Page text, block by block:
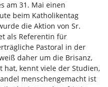
am 31. Mai einen
beim Katholikentag
die Aktion von Sr.
als Referentin für
Pastoral in der
daher um die Brisanz,
hat, kennt viele der Studien,
menschengemacht ist